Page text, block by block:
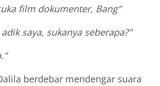
film dokumenter, Bang"
saya, sukanya seberapa?"
berdebar mendengar suara